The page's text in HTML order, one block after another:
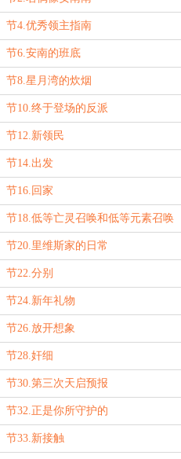
节4.优秀领主指南
节6.安南的班底
节8.星月湾的炊烟
节10.终于登场的反派
节12.新领民
节14.出发
节16.回家
节18.低等亡灵召唤和低等元素召唤
节20.里维斯家的日常
节22.分别
节24.新年礼物
节26.放开想象
节28.奸细
节30.第三次天启预报
节32.正是你所守护的
节33.新接触